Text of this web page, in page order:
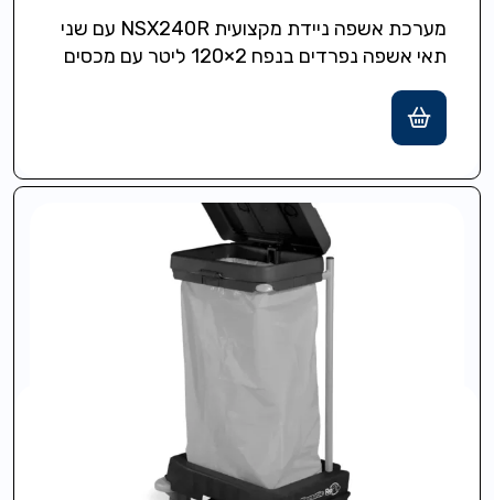
מערכת אשפה ניידת מקצועית NSX240R עם שני
תאי אשפה נפרדים בנפח 2×120 ליטר עם מכסים